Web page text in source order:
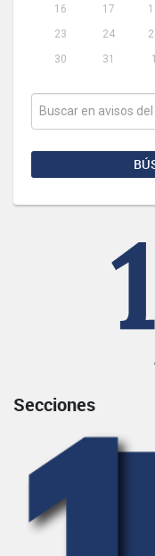
16
17
23
24
30
31 1
Secciones